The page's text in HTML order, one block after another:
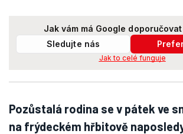
Jak vám má Google
Sledujte nás
Jak to celé funguje
Pozůstalá rodina se v pátek ve
na frýdeckém hřbitově